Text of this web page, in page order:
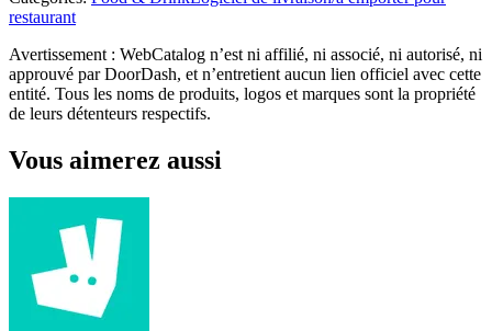
restaurant
Avertissement : WebCatalog n’est ni affilié, ni associé, ni autorisé, ni
approuvé par DoorDash, et n’entretient aucun lien officiel avec cette
entité. Tous les noms de produits, logos et marques sont la propriété
de leurs détenteurs respectifs.
Vous aimerez aussi